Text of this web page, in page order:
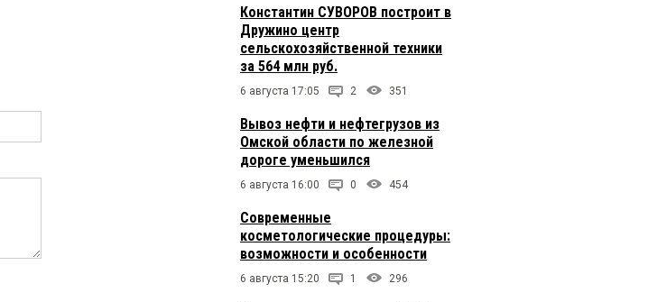
Константин СУВОРОВ построит в
Дружино центр
сельскохозяйственной техники
за 564 млн руб.
6 августа 17:05 2 351
Вывоз нефти и нефтегрузов из
Омской области по железной
дороге уменьшился
6 августа 16:00 0 454
Современные
косметологические процедуры:
возможности и особенности
6 августа 15:20 1 296